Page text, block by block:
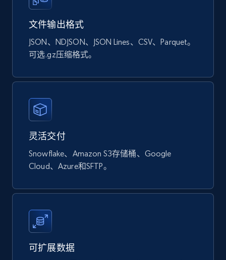
文件输出格式
JSON、NDJSON、JSON Lines、CSV、Parquet。
可选.gz压缩格式。
灵活交付
Snowflake、Amazon S3存储桶、Google
Cloud、Azure和SFTP。
可扩展数据